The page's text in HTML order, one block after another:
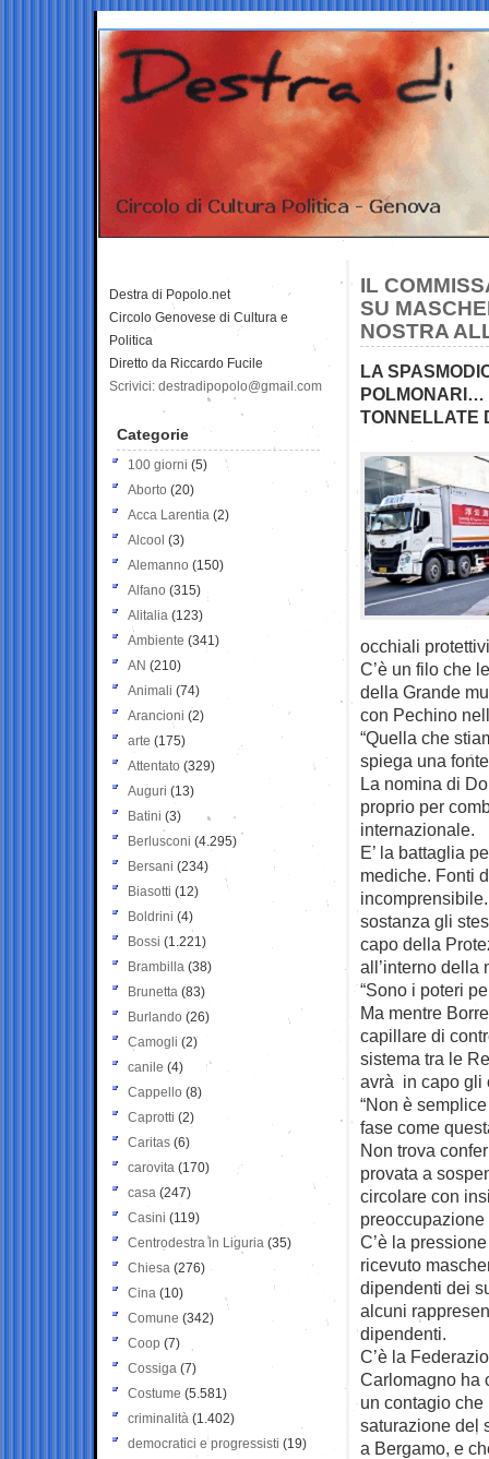
IL
SU
NOSTRA
LA
POLMONARI…
TONNELLATE
occhiali
C’è un filo che
della Grande
con Pechino
“Quella che
spiega una
La nomina di
proprio per
internazionale.
E’ la battaglia
mediche. Fonti
sostanza gli
capo della
all’interno della
“Sono i poteri
Ma mentre
capillare di
sistema tra le
avrà in capo gli
“Non è
fase come
Non trova
provata a
circolare con
C’è la
ricevuto
dipendenti dei
alcuni
dipendenti.
C’è la
Carlomagno ha
un contagio
saturazione del
a Bergamo, e
Destra di Popolo.net
Circolo Genovese di Cultura e
Politica
Diretto da Riccardo Fucile
Scrivici: destradipopolo@gmail.com
Categorie
100 giorni (5)
Aborto (20)
Acca Larentia (2)
Alcool (3)
Alemanno (150)
Alfano (315)
Alitalia (123)
Ambiente (341)
AN (210)
Animali (74)
Arancioni (2)
arte (175)
Attentato (329)
Auguri (13)
Batini (3)
Berlusconi (4.295)
Bersani (234)
Biasotti (12)
Boldrini (4)
Bossi (1.221)
Brambilla (38)
Brunetta (83)
Burlando (26)
Camogli (2)
canile (4)
Cappello (8)
Caprotti (2)
Caritas (6)
carovita (170)
casa (247)
Casini (119)
Centrodestra in Liguria (35)
Chiesa (276)
Cina (10)
Comune (342)
Coop (7)
Cossiga (7)
Costume (5.581)
criminalità (1.402)
democratici e progressisti (19)